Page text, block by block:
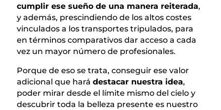
cumplir ese sueño de una manera reiterada,
y además, prescindiendo de los altos costes
vinculados a los transportes tripulados, para
en términos comparativos dar acceso a cada
vez un mayor número de profesionales.
Porque de eso se trata, conseguir ese valor
adicional que hará destacar nuestra idea,
poder mirar desde el límite mismo del cielo y
descubrir toda la belleza presente es nuestro